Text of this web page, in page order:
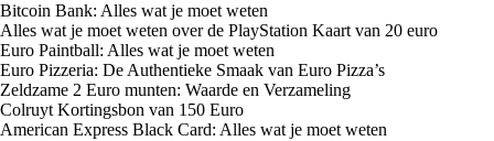
Bitcoin Bank: Alles wat je moet weten
Alles wat je moet weten over de PlayStation Kaart van 20 euro
Euro Paintball: Alles wat je moet weten
Euro Pizzeria: De Authentieke Smaak van Euro Pizza’s
Zeldzame 2 Euro munten: Waarde en Verzameling
Colruyt Kortingsbon van 150 Euro
American Express Black Card: Alles wat je moet weten